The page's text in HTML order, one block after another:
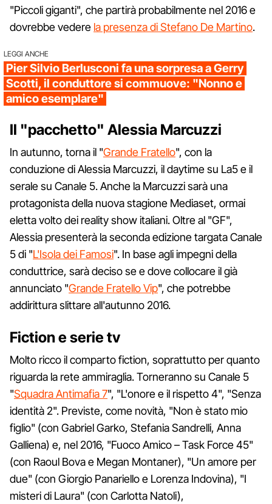
"Piccoli giganti", che partirà probabilmente nel 2016 e
dovrebbe vedere la presenza di Stefano De Martino.
LEGGI ANCHE
Pier Silvio Berlusconi fa una sorpresa a Gerry
Scotti, il conduttore si commuove: "Nonno e
amico esemplare"
Il "pacchetto" Alessia Marcuzzi
In autunno, torna il "Grande Fratello", con la
conduzione di Alessia Marcuzzi, il daytime su La5 e il
serale su Canale 5. Anche la Marcuzzi sarà una
protagonista della nuova stagione Mediaset, ormai
eletta volto dei reality show italiani. Oltre al "GF",
Alessia presenterà la seconda edizione targata Canale
5 di "L'Isola dei Famosi". In base agli impegni della
conduttrice, sarà deciso se e dove collocare il già
annunciato "Grande Fratello Vip", che potrebbe
addirittura slittare all'autunno 2016.
Fiction e serie tv
Molto ricco il comparto fiction, soprattutto per quanto
riguarda la rete ammiraglia. Torneranno su Canale 5
"Squadra Antimafia 7", "L'onore e il rispetto 4", "Senza
identità 2". Previste, come novità, "Non è stato mio
figlio" (con Gabriel Garko, Stefania Sandrelli, Anna
Galliena) e, nel 2016, "Fuoco Amico – Task Force 45"
(con Raoul Bova e Megan Montaner), "Un amore per
due" (con Giorgio Panariello e Lorenza Indovina), "I
misteri di Laura" (con Carlotta Natoli),